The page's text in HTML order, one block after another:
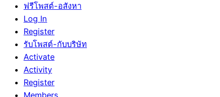
ฟรีโพสต์-อสังหา
Log In
Register
รับโพสต์-กับบริษัท
Activate
Activity
Register